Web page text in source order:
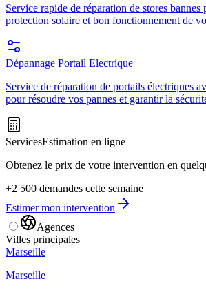
Service rapide de réparation de stores
protection solaire et bon fonctionnement de
Dépannage Portail Electrique
Service de réparation de portails électriques
pour résoudre vos pannes et garantir la
ServicesEstimation en ligne
Obtenez le prix de votre intervention en
+2 500 demandes cette semaine
Estimer mon intervention
Agences
Villes principales
Marseille
Marseille